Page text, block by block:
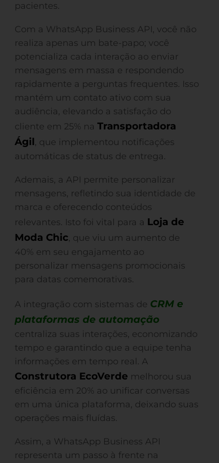
pacientes.
Com a WhatsApp Business API, você não
realiza apenas um bate-papo; você
potencializa cada interação ao enviar
mensagens em massa e respondendo
rapidamente a perguntas frequentes. Isso
mantém um contato ativo com sua
audiência, elevando a satisfação do
cliente em 25% na Transportadora
Ágil, que implementou notificações
automáticas de status de entrega.
Ademais, a API permite personalizar
mensagens, refletindo sua identidade de
marca e oferecendo conteúdos
relevantes. Isto foi vital para a Loja de
Moda Chic, que viu um aumento de
40% em seu engajamento ao
personalizar mensagens promocionais
para datas comemorativas.
A integração com sistemas de CRM e
plataformas de automação
centraliza suas interações, economizando
tempo e garantindo que a equipe tenha
informações em tempo real. A
Construtora EcoVerde melhorou sua
eficiência em 20% ao unificar conversas
em uma única plataforma, deixando suas
operações mais fluídas.
Assim, a WhatsApp Business API
representa um passo à frente na